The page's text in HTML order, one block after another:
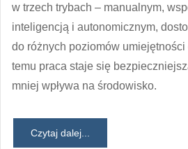
w trzech trybach – manualnym,
inteligencją i autonomicznym,
do różnych poziomów
temu praca staje się
mniej wpływa na środowisko.
Czytaj dalej...